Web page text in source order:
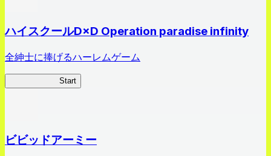
ハイスクールD×D Operation paradise infinity
全紳士に捧げるハーレムゲーム
Start
ビビッドアーミー